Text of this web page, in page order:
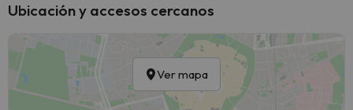
Ubicación y accesos cercanos
Ver mapa